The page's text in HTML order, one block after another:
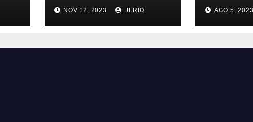
NOV 12, 2023 JLRIO AGO 5, 2023